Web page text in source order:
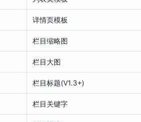
详情页模板
栏目缩略图
栏目大图
栏目标题(V1.3+)
栏目关键字